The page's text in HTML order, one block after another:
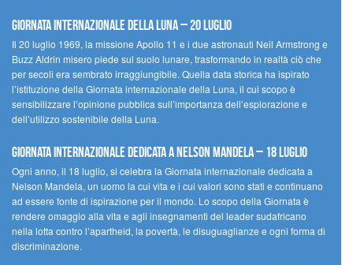
Giornata Internazionale della Luna – 20 luglio
Il 20 luglio 1969, la missione Apollo 11 e i due astronauti Neil Armstrong e
Buzz Aldrin misero piede sul suolo lunare, trasformando in realtà ciò che
per secoli era sembrato irraggiungibile. Quella data storica ha ispirato
l’istituzione della Giornata internazionale della Luna, il cui scopo è
sensibilizzare l’opinione pubblica sull’importanza dell’esplorazione e
dell’utilizzo sostenibile della Luna.
Giornata internazionale dedicata a Nelson Mandela – 18 luglio
Ogni anno, il 18 luglio, si celebra la Giornata internazionale dedicata a
Nelson Mandela, un uomo la cui vita e i cui valori sono stati e continuano
ad essere fonte di ispirazione per il mondo. Lo scopo della Giornata è
rendere omaggio alla vita e agli insegnamenti del leader sudafricano
nella lotta contro l’apartheid, la povertà, le disuguaglianze e ogni forma di
discriminazione.